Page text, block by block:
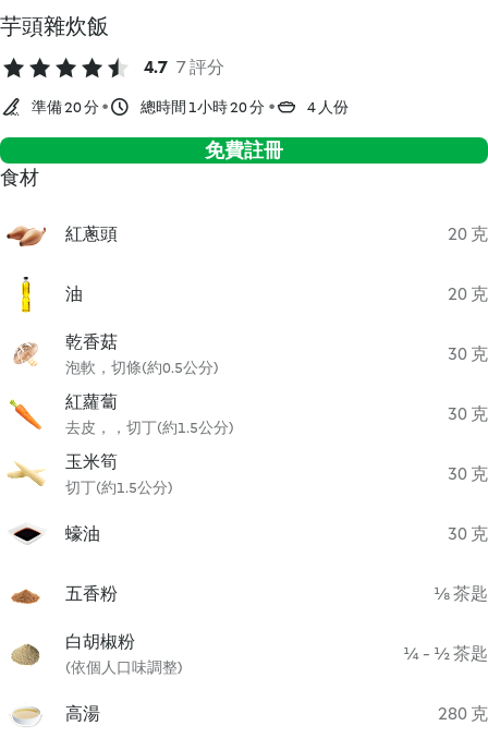
芋頭雜炊飯
4.7 7 評分
準備 20 分 總時間 1小時 20 分 4 人份
免費註冊
食材
紅蔥頭 20 克
油 20 克
乾香菇
泡軟，切條(約0.5公分)
30 克
紅蘿蔔
去皮，，切丁(約1.5公分)
30 克
玉米筍
切丁(約1.5公分)
30 克
蠔油 30 克
五香粉 ⅛ 茶匙
白胡椒粉
(依個人口味調整)
¼ - ½ 茶匙
高湯 280 克